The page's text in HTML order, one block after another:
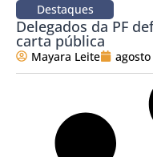
Destaques
Delegados da PF
carta pública
Mayara Leite